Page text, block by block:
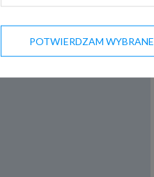
POTWIERDZAM WYBRANE